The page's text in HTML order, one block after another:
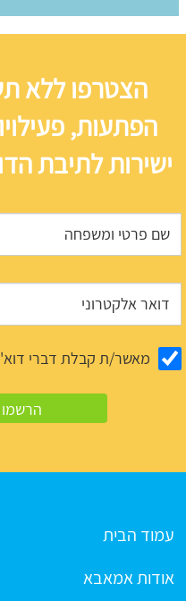
הצטרפו ללא
הפתעות,
ישירות לתיבת
מאשר/ת קבלת דברי
עמוד הבית
אודות אמאבא